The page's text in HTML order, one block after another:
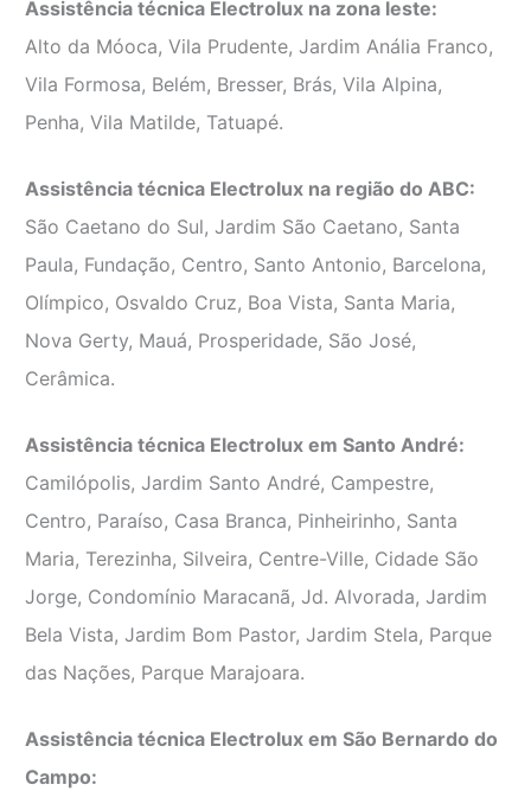
Assistência técnica Electrolux na zona leste:
Alto da Móoca, Vila Prudente, Jardim Anália Franco,
Vila Formosa, Belém, Bresser, Brás, Vila Alpina,
Penha, Vila Matilde, Tatuapé.
Assistência técnica Electrolux na região do ABC:
São Caetano do Sul, Jardim São Caetano, Santa
Paula, Fundação, Centro, Santo Antonio, Barcelona,
Olímpico, Osvaldo Cruz, Boa Vista, Santa Maria,
Nova Gerty, Mauá, Prosperidade, São José,
Cerâmica.
Assistência técnica Electrolux em Santo André:
Camilópolis, Jardim Santo André, Campestre,
Centro, Paraíso, Casa Branca, Pinheirinho, Santa
Maria, Terezinha, Silveira, Centre-Ville, Cidade São
Jorge, Condomínio Maracanã, Jd. Alvorada, Jardim
Bela Vista, Jardim Bom Pastor, Jardim Stela, Parque
das Nações, Parque Marajoara.
Assistência técnica Electrolux em São Bernardo do
Campo: